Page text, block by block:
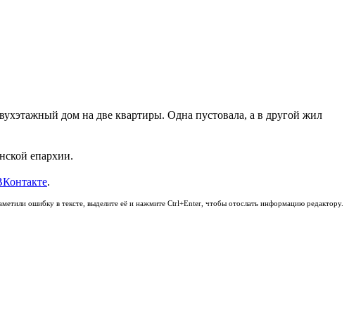
дом на две квартиры. Одна пустовала, а в другой жил
епархии.
.
ошибку в тексте, выделите её и нажмите Ctrl+Enter, чтобы отослать информацию редактору.